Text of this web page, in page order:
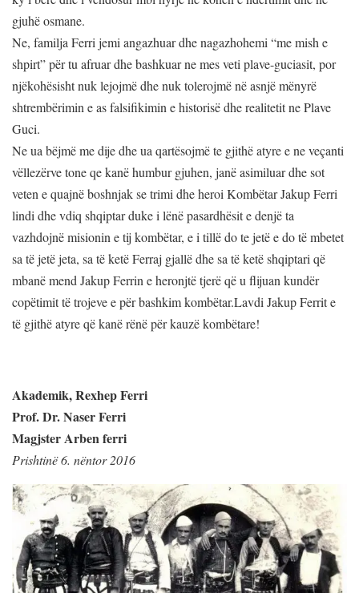
gjuhë osmane.
Ne, familja Ferri jemi angazhuar dhe nagazhohemi “me mish e
shpirt” për tu afruar dhe bashkuar ne mes veti plave-guciasit, por
njëkohësisht nuk lejojmë dhe nuk tolerojmë në asnjë mënyrë
shtrembërimin e as falsifikimin e historisë dhe realitetit ne Plave
Guci.
Ne ua bëjmë me dije dhe ua qartësojmë te gjithë atyre e ne veçanti
vëllezërve tone qe kanë humbur gjuhen, janë asimiluar dhe sot
veten e quajnë boshnjak se trimi dhe heroi Kombëtar Jakup Ferri
lindi dhe vdiq shqiptar duke i lënë pasardhësit e denjë ta
vazhdojnë misionin e tij kombëtar, e i tillë do te jetë e do të mbetet
sa të jetë jeta, sa të ketë Ferraj gjallë dhe sa të ketë shqiptari që
mbanë mend Jakup Ferrin e heronjtë tjerë që u flijuan kundër
copëtimit të trojeve e për bashkim kombëtar.Lavdi Jakup Ferrit e
të gjithë atyre që kanë rënë për kauzë kombëtare!
Akademik, Rexhep Ferri
Prof. Dr. Naser Ferri
Magjster Arben ferri
Prishtinë 6. nëntor 2016